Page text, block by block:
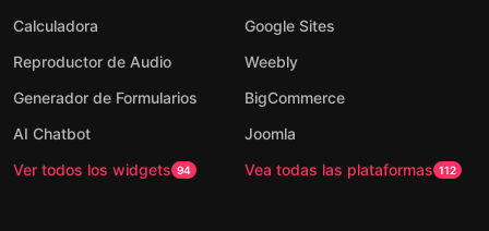
Calculadora
Reproductor de Audio
Generador de Formularios
AI Chatbot
Ver todos los widgets 94
Google Sites
Weebly
BigCommerce
Joomla
Vea todas las plataformas 112